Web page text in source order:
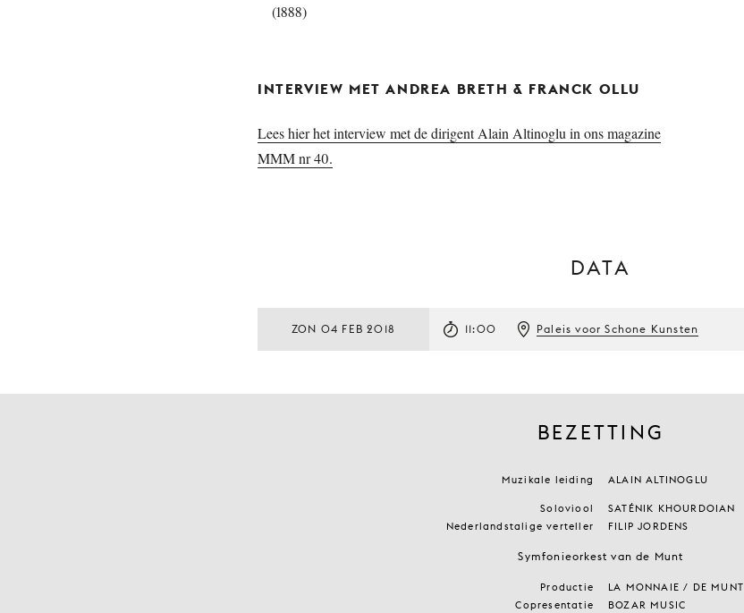
(1888)
INTERVIEW MET ANDREA BRETH & FRANCK OLLU
Lees hier het interview met de dirigent Alain Altinoglu in ons magazine
MMM nr 40.
DATA
ZON 04 FEB 2018 11:00 Paleis voor Schone Kunsten
BEZETTING
Muzikale leiding ALAIN ALTINOGLU
Soloviool
SATÉNIK KHOURDOIAN
Nederlandstalige verteller
FILIP JORDENS
Symfonieorkest van de Munt
Productie
LA MONNAIE / DE MUNT
Copresentatie
BOZAR MUSIC